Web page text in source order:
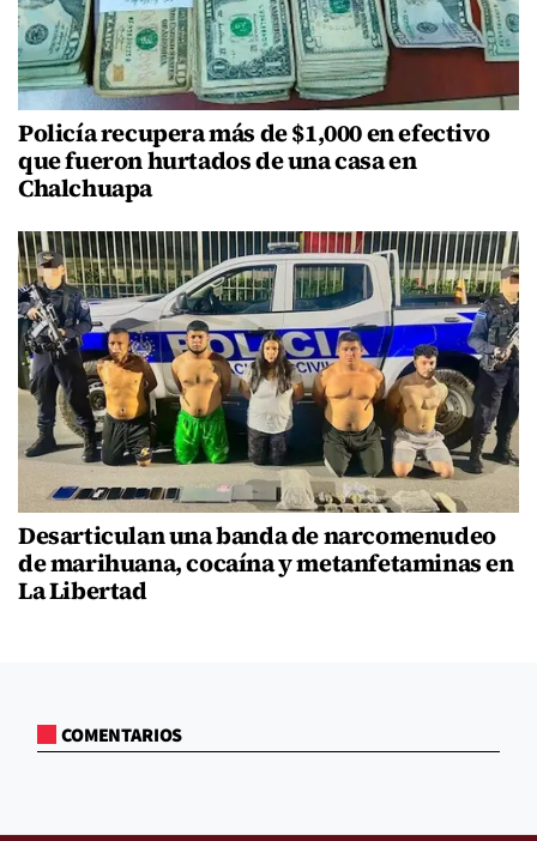
Policía recupera más de $1,000 en efectivo
que fueron hurtados de una casa en
Chalchuapa
Desarticulan una banda de narcomenudeo
de marihuana, cocaína y metanfetaminas en
La Libertad
COMENTARIOS